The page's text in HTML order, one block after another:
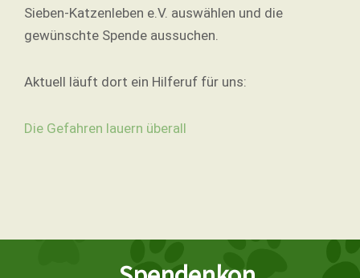
Sieben-Katzenleben e.V. auswählen und die
gewünschte Spende aussuchen.
Aktuell läuft dort ein Hilferuf für uns:
Die Gefahren lauern überall